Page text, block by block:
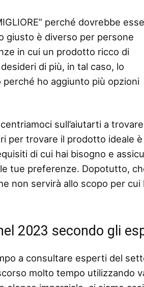
perché dovrebbe
giusto è diverso per persone
in cui un prodotto ricco di
di più, in tal caso, lo
ho aggiunto più opzioni
sull’aiutarti a
per trovare il prodotto ideale è
di cui hai bisogno e
tue preferenze. Dopotutto,
non servirà allo scopo per cui
2023 secondo gli
a consultare esperti del
molto tempo utilizzando